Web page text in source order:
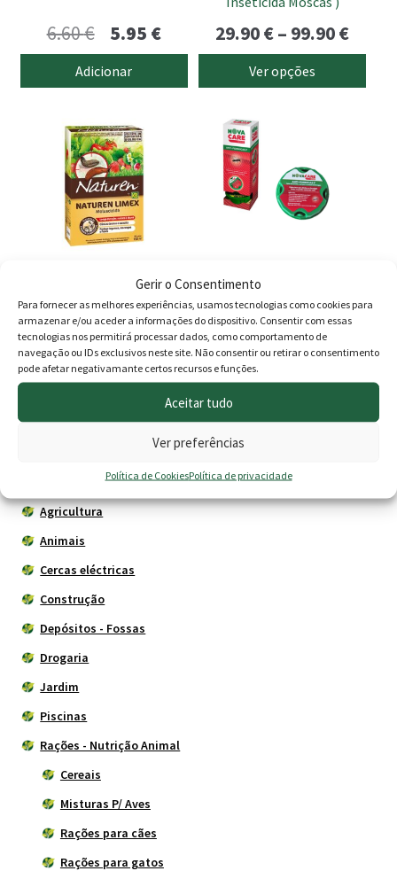
Gerir o Consentimento
Para fornecer as melhores experiências, usamos tecnologias como cookies para
armazenar e/ou aceder a informações do dispositivo. Consentir com essas
tecnologias nos permitirá processar dados, como comportamento de
navegação ou IDs exclusivos neste site. Não consentir ou retirar o consentimento
pode afetar negativamante certos recursos e funções.
Aceitar tudo
Ver preferências
Política de CookiesPolítica de privacidade
6.60€
preço
original
era:
6.60 €.
5.95 €O
preço
atual
Adicionar
29.90€– 99.90€Price
29.90
Ver opções
the
page
KB Naturen Limex Bio (Anti
Lesmas e Caracóis) 450 gr
8.95€
Adicionar
Armadilha NovaCare Anti
Formigas 10GR
3.60€
Adicionar
Agricultura
Animais
Cercas eléctricas
Construção
Depósitos - Fossas
Drogaria
Jardim
Piscinas
Rações - Nutrição Animal
Cereais
Misturas P/ Aves
Rações para cães
Rações para gatos